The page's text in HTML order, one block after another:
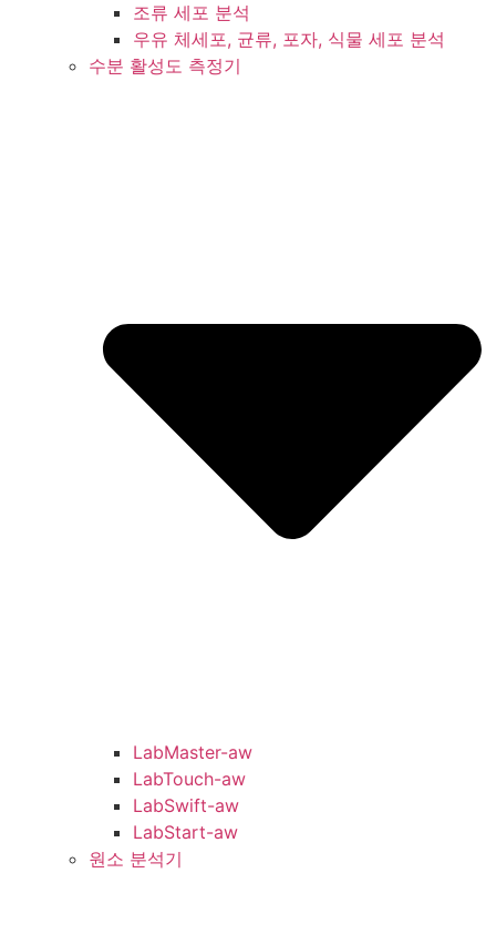
조류 세포 분석
우유 체세포, 균류, 포자, 식물 세포 분석
수분 활성도 측정기
LabMaster-aw
LabTouch-aw
LabSwift-aw
LabStart-aw
원소 분석기